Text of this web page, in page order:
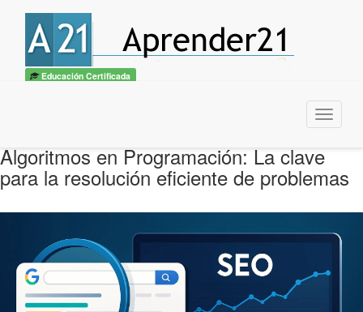
Educación Certificada
Menu
Algoritmos en Programación: La clave
para la resolución eficiente de problemas